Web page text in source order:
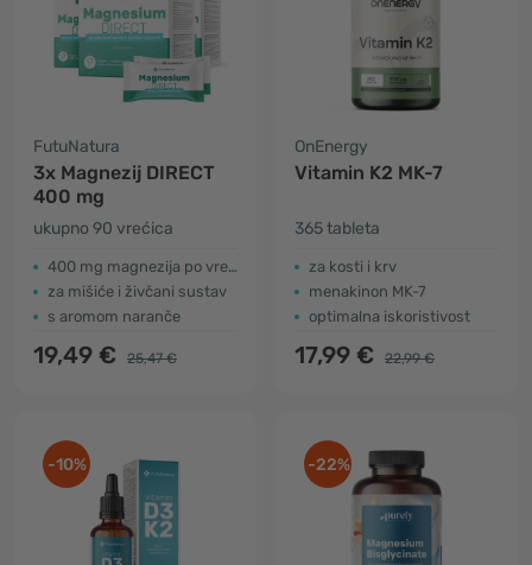
FutuNatura
3x Magnezij DIRECT
400 mg
ukupno 90 vrećica
400 mg magnezija po vrećici
za mišiće i živčani sustav
s aromom naranče
19,49 € 25,47 €
OnEnergy
Vitamin K2 MK-7
365 tableta
za kosti i krv
menakinon MK-7
optimalna iskoristivost
17,99 € 22,99 €
-10% -22%